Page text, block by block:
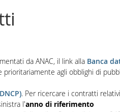
da ANAC, il link alla Banca
prioritariamente agli obblighi di
. Per ricercare i contratti
l'anno di riferimento